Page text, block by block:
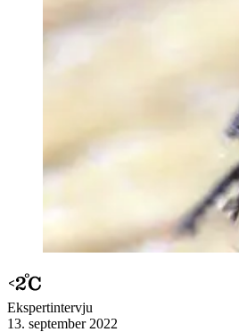
Ekspert­intervju
13. september 2022